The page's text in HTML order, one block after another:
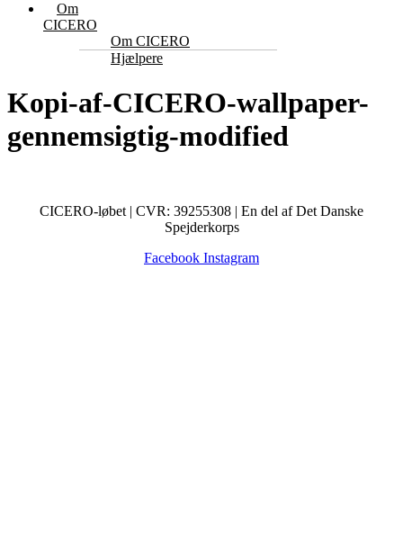
Om
CICERO
Om CICERO
Hjælpere
Kopi-af-CICERO-wallpaper-
gennemsigtig-modified
CICERO-løbet | CVR: 39255308 | En del af Det Danske
Spejderkorps
Facebook Instagram